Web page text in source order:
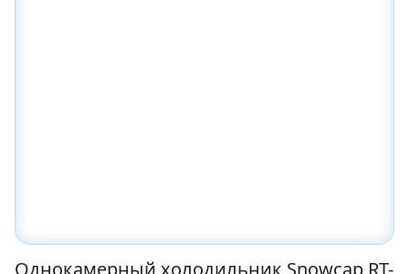
Однокамерный холодильник Snowcap RT-